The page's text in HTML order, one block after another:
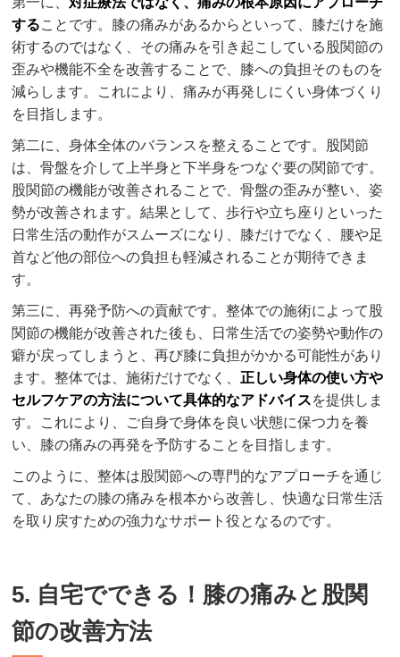
することです。膝の痛みがあるからといって、膝だけを施
術するのではなく、その痛みを引き起こしている股関節の
歪みや機能不全を改善することで、膝への負担そのものを
減らします。これにより、痛みが再発しにくい身体づくり
を目指します。
第二に、身体全体のバランスを整えることです。股関節
は、骨盤を介して上半身と下半身をつなぐ要の関節です。
股関節の機能が改善されることで、骨盤の歪みが整い、姿
勢が改善されます。結果として、歩行や立ち座りといった
日常生活の動作がスムーズになり、膝だけでなく、腰や足
首など他の部位への負担も軽減されることが期待できま
す。
第三に、再発予防への貢献です。整体での施術によって股
関節の機能が改善された後も、日常生活での姿勢や動作の
癖が戻ってしまうと、再び膝に負担がかかる可能性があり
ます。整体では、施術だけでなく、 正しい身体の使い方や
セルフケアの方法について具体的なアドバイスを提供しま
す。これにより、ご自身で身体を良い状態に保つ力を養
い、膝の痛みの再発を予防することを目指します。
このように、整体は股関節への専門的なアプローチを通じ
て、あなたの膝の痛みを根本から改善し、快適な日常生活
を取り戻すための強力なサポート役となるのです。
5. 自宅でできる！膝の痛みと股関
節の改善方法